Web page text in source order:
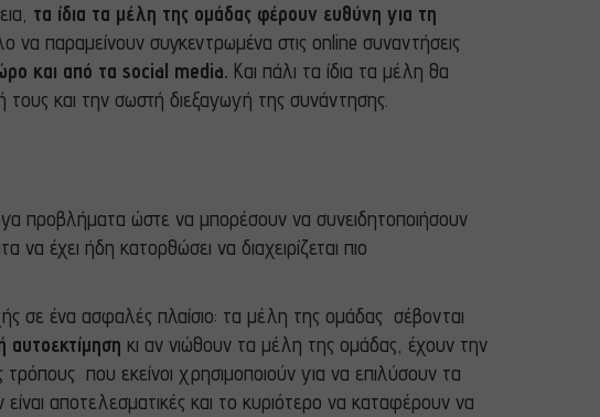
τα ίδια τα μέλη της ομάδας φέρουν ευθύνη για τη
να παραμείνουν συγκεντρωμένα στις online συναντήσεις
και από τα social media. Και πάλι τα ίδια τα μέλη θα
και την σωστή διεξαγωγή της συνάντησης.
προβλήματα ώστε να μπορέσουν να συνειδητοποιήσουν
έχει ήδη κατορθώσει να διαχειρίζεται πιο
σε ένα ασφαλές πλαίσιο: τα μέλη της ομάδας σέβονται
αυτοεκτίμηση κι αν νιώθουν τα μέλη της ομάδας, έχουν την
που εκείνοι χρησιμοποιούν για να επιλύσουν τα
αποτελεσματικές και το κυριότερο να καταφέρουν να